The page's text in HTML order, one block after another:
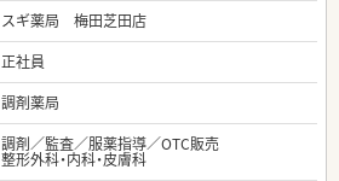
スギ薬局 梅田芝田店
正社員
調剤薬局
調剤／監査／服薬指導／OTC販売
整形外科・内科・皮膚科